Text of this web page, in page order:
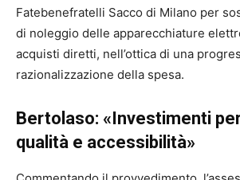
Fatebenefratelli Sacco di Milano per
di noleggio delle apparecchiature
acquisti diretti, nell’ottica di una
razionalizzazione della spesa.
Bertolaso: «Investimenti
qualità e accessibilità»